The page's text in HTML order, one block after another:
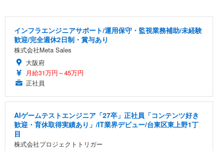
インフラエンジニアサポート/運用保守・監視業務補助/未経験
歓迎/完全週休2日制・賞与あり
株式会社Meta Sales
大阪府
月給31万円～45万円
正社員
AIゲームテストエンジニア「27卒」正社員「コンテンツ好き
歓迎・育休取得実績あり」/IT業界デビュー/台東区東上野1丁
目
株式会社プロジェクトトリガー